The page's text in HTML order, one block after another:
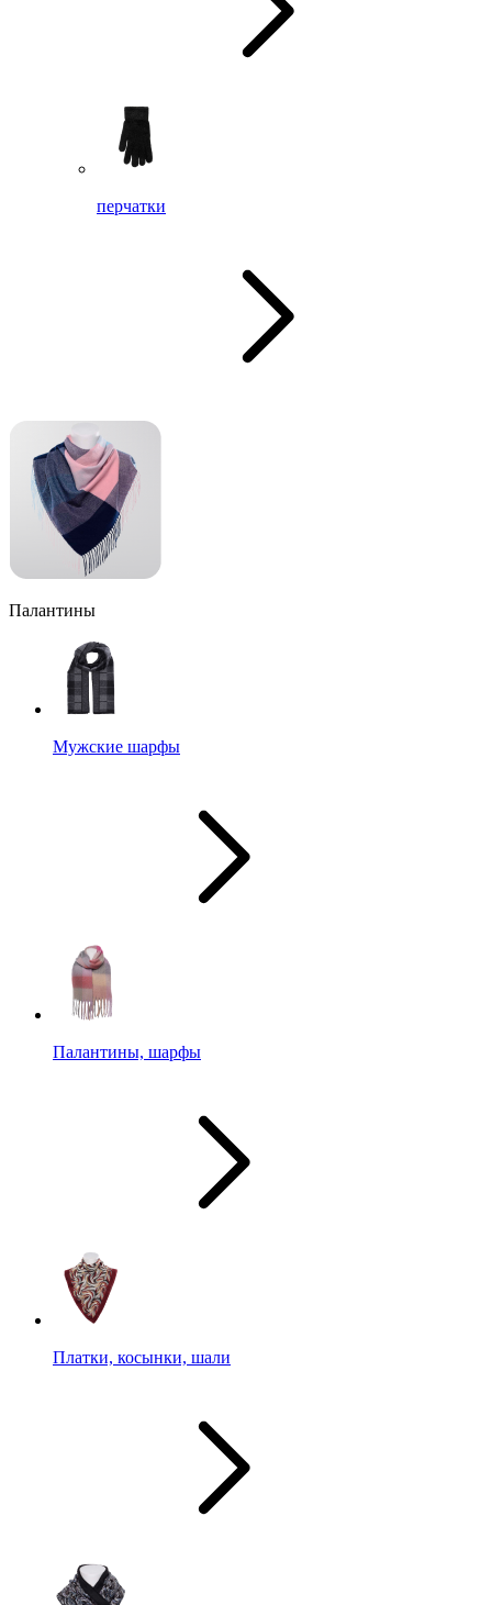
перчатки
Палантины
Мужские шарфы
Палантины, шарфы
Платки, косынки, шали